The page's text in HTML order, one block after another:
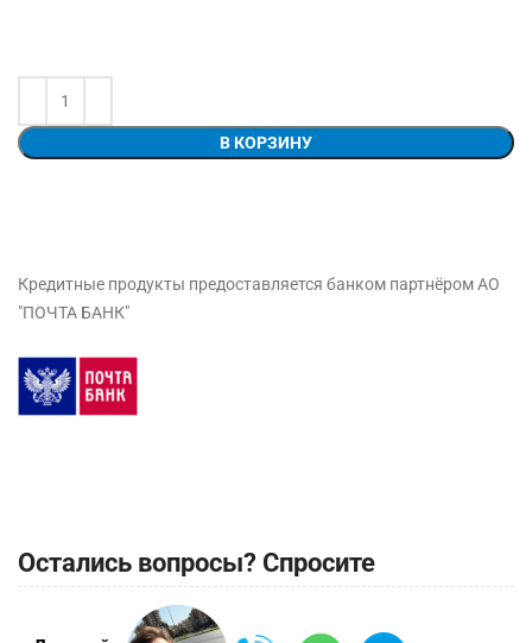
В КОРЗИНУ
Кредитные продукты предоставляется банком партнёром АО
"ПОЧТА БАНК"
Остались вопросы? Спросите